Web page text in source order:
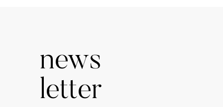
news
letter